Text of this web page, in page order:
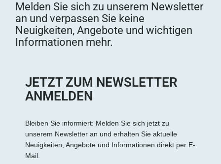
Melden Sie sich zu unserem Newsletter
an und verpassen Sie keine
Neuigkeiten, Angebote und wichtigen
Informationen mehr.
JETZT ZUM NEWSLETTER
ANMELDEN
Bleiben Sie informiert: Melden Sie sich jetzt zu
unserem Newsletter an und erhalten Sie aktuelle
Neuigkeiten, Angebote und Informationen direkt per E-
Mail.